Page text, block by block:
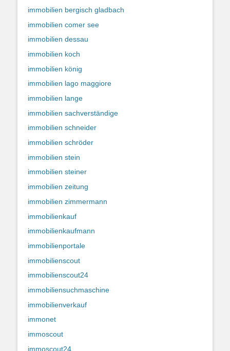
immobilien bergisch gladbach
immobilien comer see
immobilien dessau
immobilien koch
immobilien könig
immobilien lago maggiore
immobilien lange
immobilien sachverständige
immobilien schneider
immobilien schröder
immobilien stein
immobilien steiner
immobilien zeitung
immobilien zimmermann
immobilienkauf
immobilienkaufmann
immobilienportale
immobilienscout
immobilienscout24
immobiliensuchmaschine
immobilienverkauf
immonet
immoscout
immoscout24